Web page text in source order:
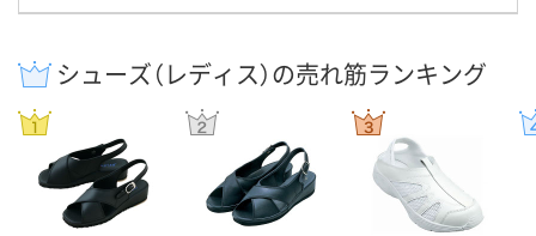
シューズ（レディス）の売れ筋ランキング